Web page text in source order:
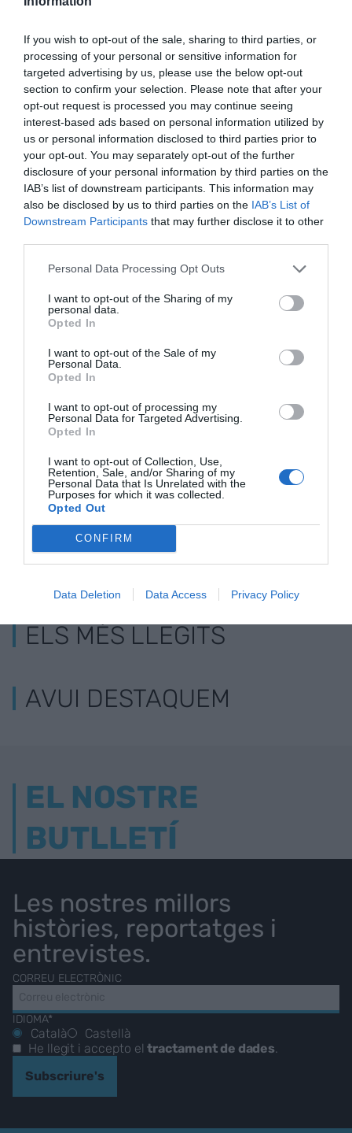
If you wish to opt-out of the sale, sharing to third parties, or
processing of your personal or sensitive information for
targeted advertising by us, please use the below opt-out
section to confirm your selection. Please note that after your
opt-out request is processed you may continue seeing
interest-based ads based on personal information utilized by
us or personal information disclosed to third parties prior to
your opt-out. You may separately opt-out of the further
disclosure of your personal information by third parties on the
IAB’s list of downstream participants. This information may
also be disclosed by us to third parties on the IAB’s List of
Downstream Participants that may further disclose it to other
Personal Data Processing Opt Outs
I want to opt-out of the Sharing of my
personal data.
Opted In
I want to opt-out of the Sale of my
Personal Data.
Opted In
I want to opt-out of processing my
Personal Data for Targeted Advertising.
Opted In
I want to opt-out of Collection, Use,
Retention, Sale, and/or Sharing of my
Personal Data that Is Unrelated with the
Purposes for which it was collected.
Opted Out
CONFIRM
Data Deletion Data Access Privacy Policy
Google de forma gratuïta
Estigues informat amb les últimes notícies d'actualitat
ACTIVAR ARA
RELACIONADES
"Resultats bons en
un any complex"
L'ERO fa caure un
14% els beneficis de
CaixaBank
pla per
ELS MÉS LLEGITS
AVUI DESTAQUEM
EL NOSTRE
BUTLLETÍ
Les nostres millors
històries, reportatges i
entrevistes.
CORREU ELECTRÒNIC
IDIOMA*
Català
Castellà
He llegit i accepto eltractament de dades.
Subscriure's